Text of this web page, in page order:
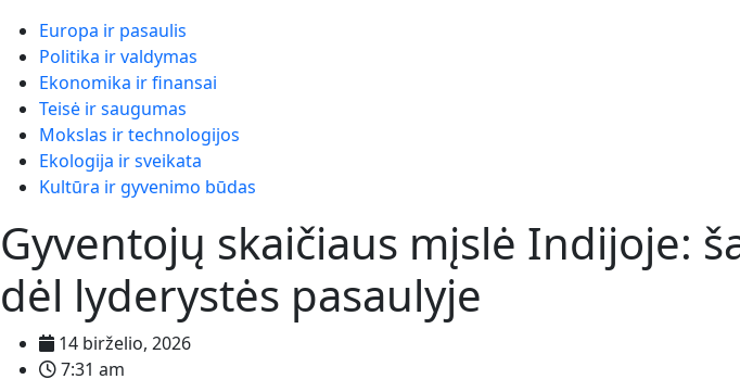
Europa ir pasaulis
Politika ir valdymas
Ekonomika ir finansai
Teisė ir saugumas
Mokslas ir technologijos
Ekologija ir sveikata
Kultūra ir gyvenimo būdas
Gyventojų skaičiaus mįslė Indijoje:
dėl lyderystės pasaulyje
14 birželio, 2026
7:31 am